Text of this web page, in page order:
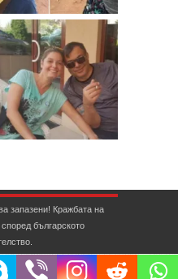
запазени! Кражбата на
българското